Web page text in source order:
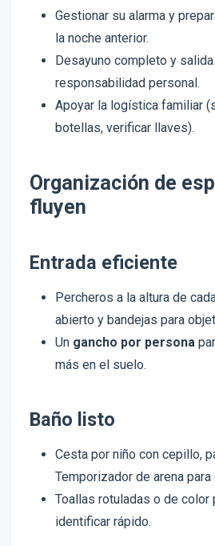
Gestionar su alarma y
la noche anterior.
Desayuno completo y
responsabilidad personal.
Apoyar la logística familiar
botellas, verificar llaves).
Organización de
fluyen
Entrada eficiente
Percheros a la altura de
abierto y bandejas para
Un gancho por persona
más en el suelo.
Baño listo
Cesta por niño con cepillo,
Temporizador de arena
Toallas rotuladas o de color
identificar rápido.